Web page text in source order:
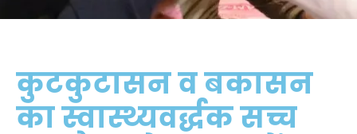
कुटकुटासन व बकासन
का स्वास्थ्यवर्द्धक सच्च